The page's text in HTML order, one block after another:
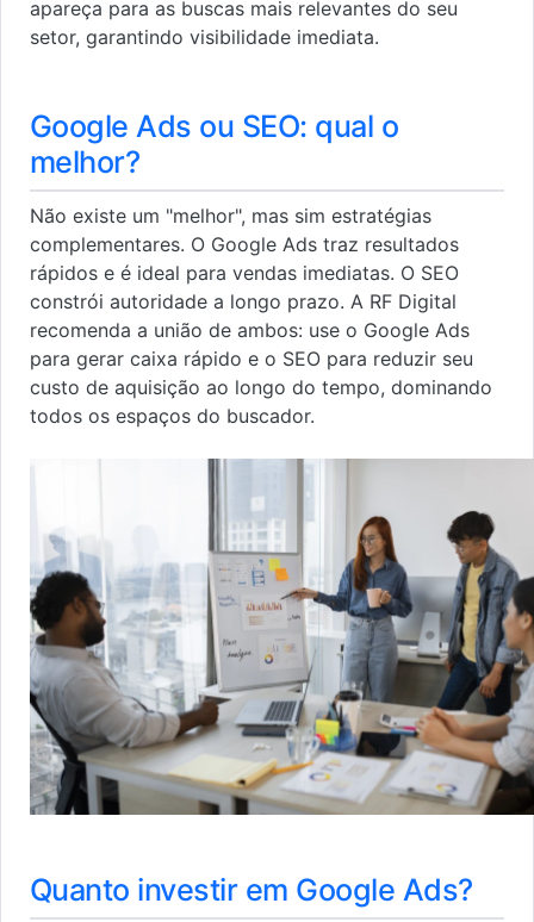
apareça para as buscas mais relevantes do seu
setor, garantindo visibilidade imediata.
Google Ads ou SEO: qual o
melhor?
Não existe um "melhor", mas sim estratégias
complementares. O Google Ads traz resultados
rápidos e é ideal para vendas imediatas. O SEO
constrói autoridade a longo prazo. A RF Digital
recomenda a união de ambos: use o Google Ads
para gerar caixa rápido e o SEO para reduzir seu
custo de aquisição ao longo do tempo, dominando
todos os espaços do buscador.
Quanto investir em Google Ads?